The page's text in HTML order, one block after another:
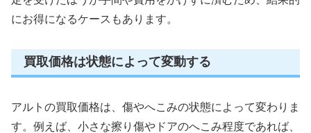
にお得になるケースもあります。
買取価格は状態によって変動する
アルトの買取価格は、傷やへこみの状態によって変わりま
す。例えば、小さな擦り傷やドアのへこみ程度であれば、